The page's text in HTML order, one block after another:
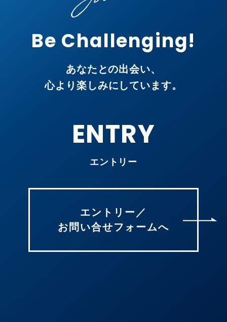
Be Challenging!
あなたとの出会い、
心より楽しみにしています。
ENTRY
エントリー
エントリー／
お問い合せフォームへ